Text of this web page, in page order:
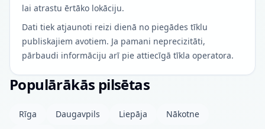
lai atrastu ērtāko lokāciju.
Dati tiek atjaunoti reizi dienā no piegādes tīklu
publiskajiem avotiem. Ja pamani neprecizitāti,
pārbaudi informāciju arī pie attiecīgā tīkla operatora.
Populārākās pilsētas
Rīga Daugavpils Liepāja Nākotne